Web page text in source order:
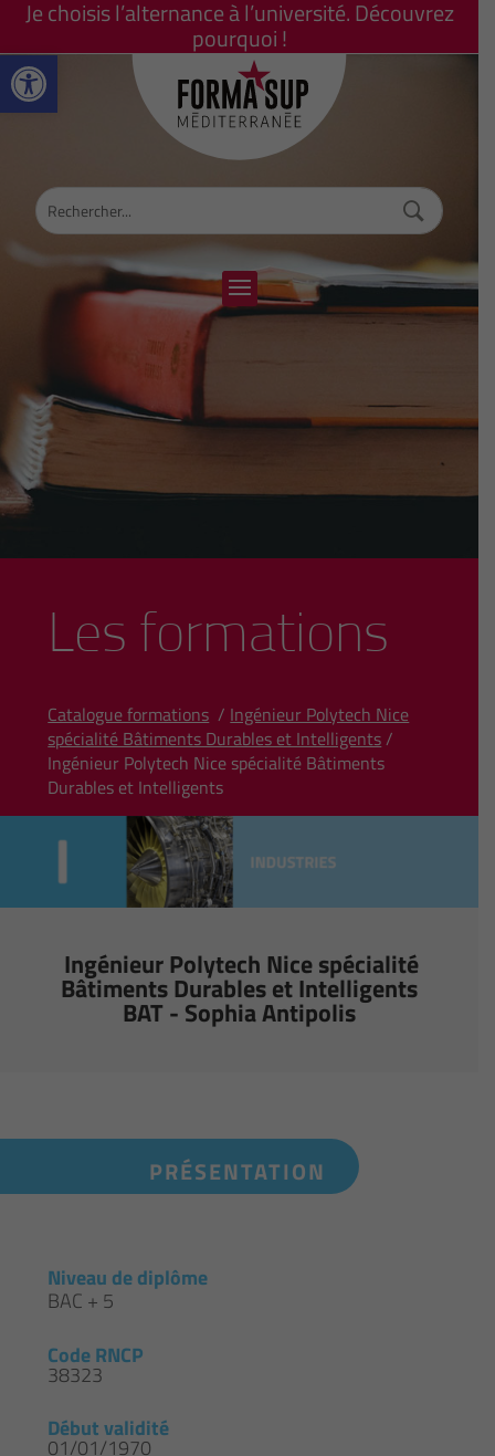
Ouvrir la barre d’outils
Je choisis l’alternance à l’université. Découvrez
pourquoi !
Les formations
Catalogue formations / Ingénieur Polytech Nice
spécialité Bâtiments Durables et Intelligents/
Ingénieur Polytech Nice spécialité Bâtiments
Durables et Intelligents
Ingénieur Polytech Nice spécialité
Bâtiments Durables et Intelligents
BAT - Sophia Antipolis
PRÉSENTATION
Niveau de diplôme
BAC + 5
Code RNCP
38323
Début validité
01/01/1970